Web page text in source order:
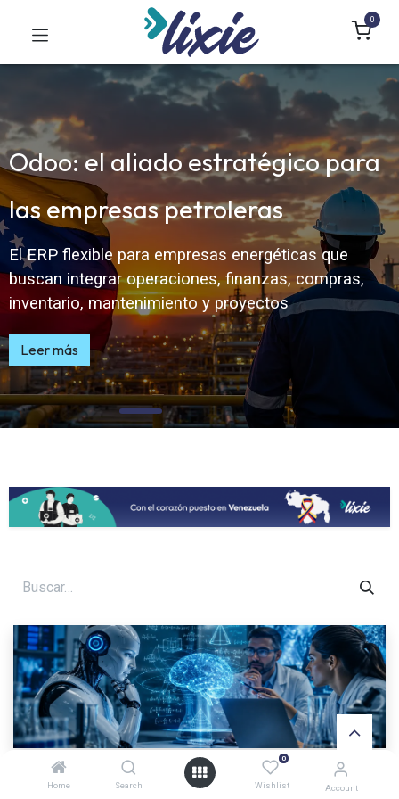
Home Search
0
Wishlist Account
0
Odoo: el aliado estratégico para
las empresas petroleras​
El ERP flexible para empresas energéticas que
buscan integrar operaciones, finanzas, compras,
inventario, mantenimiento y proyectos​
Leer más
OpenAI presenta Astra: una IA que podría